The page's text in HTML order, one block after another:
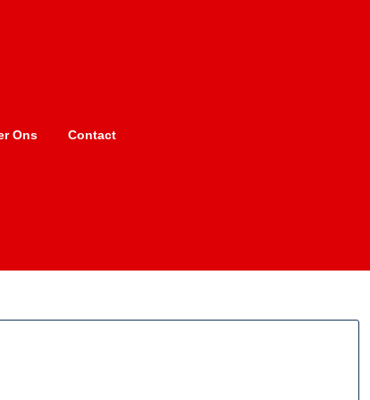
Ons Contact